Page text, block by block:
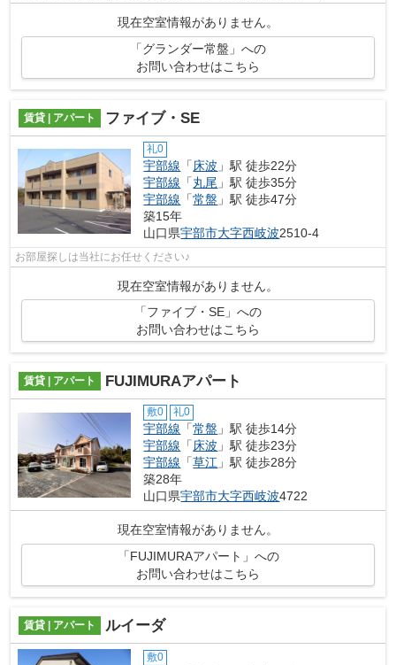
現在空室情報がありません。
「グランダー常盤」への
お問い合わせはこちら
賃貸 | アパート ファイブ・SE
礼0
宇部線 「床波 」駅 徒歩22分
宇部線 「丸尾 」駅 徒歩35分
宇部線 「常盤 」駅 徒歩47分
築15年
山口県宇部市大字西岐波2510-4
お部屋探しは当社にお任せください♪
現在空室情報がありません。
「ファイブ・SE」への
お問い合わせはこちら
賃貸 | アパート FUJIMURAアパート
敷0 礼0
宇部線 「常盤 」駅 徒歩14分
宇部線 「 床波 」駅 徒歩23分
宇部線 「草江 」駅 徒歩28分
築28年
山口県宇部市大字西岐波4722
現在空室情報がありません。
「FUJIMURAアパート」への
お問い合わせはこちら
賃貸 | アパート ルイーダ
敷0